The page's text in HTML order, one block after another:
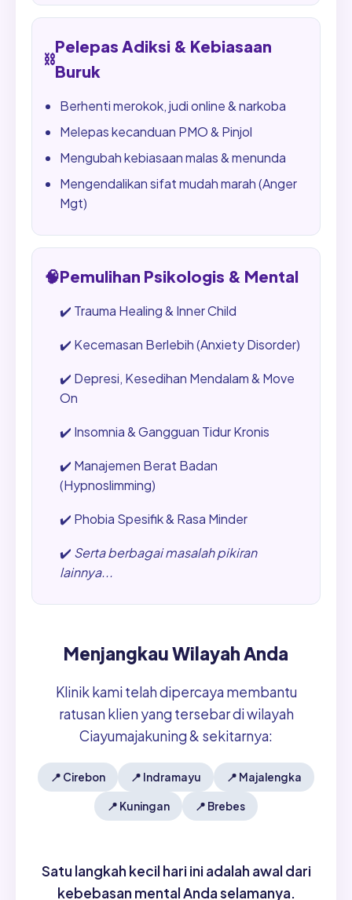
⛓️
Pelepas Adiksi & Kebiasaan
Buruk
Berhenti merokok, judi online & narkoba
Melepas kecanduan PMO & Pinjol
Mengubah kebiasaan malas & menunda
Mengendalikan sifat mudah marah (Anger
Mgt)
🧠Pemulihan Psikologis & Mental
✔️ Trauma Healing & Inner Child
✔️ Kecemasan Berlebih (Anxiety Disorder)
✔️ Depresi, Kesedihan Mendalam & Move
On
✔️ Insomnia & Gangguan Tidur Kronis
✔️ Manajemen Berat Badan
(Hypnoslimming)
✔️ Phobia Spesifik & Rasa Minder
✔️ Serta berbagai masalah pikiran
lainnya...
Menjangkau Wilayah Anda
Klinik kami telah dipercaya membantu
ratusan klien yang tersebar di wilayah
Ciayumajakuning & sekitarnya:
📍 Cirebon 📍 Indramayu 📍 Majalengka
📍 Kuningan 📍 Brebes
Satu langkah kecil hari ini adalah awal dari
kebebasan mental Anda selamanya.